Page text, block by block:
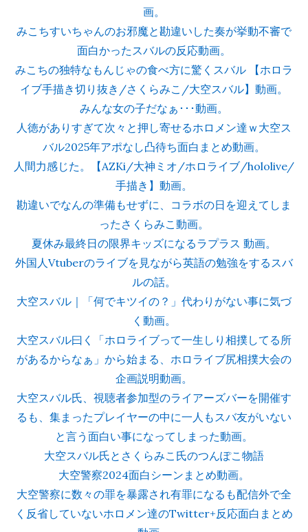
画。
みこちすいちゃんのお邪魔と勘違いした奏が挙動不審で
面白かったスバルの反応動画。
みこちの独特なもんじゃの食べ方に驚くスバル 【ホロラ
イブ手描き切り抜き/さくらみこ/大空スバル】動画。
みんな女の子だなぁ･･･動画。
人徳がありすぎて次々と押し寄せるホロメン達ｗ大空ス
バル2025年アポなし凸待ち面白まとめ動画。
人間力感じた。【AZKi/大神ミオ/ホロライブ/hololive/
手描き】動画。
勘違いでなんの準備もせずに、コラボの日を迎えてしま
ったさくらみこ動画。
夏休み最終日の限界キッズになるラプラス 動画。
外国人Vtuberのライブを見ながら英語の勉強をするスバ
ルの話。
大空スバル｜「何でキツイの？」代わりがない事に気づ
く動画。
大空スバル曰く「ホロライブって一生しり相撲してる所
があるからなぁ」から始まる、ホロライブ尻相撲大会の
企画説明動画。
大空スバル氏、視聴者参加型のライアーズバーを開催す
るも、集まったプレイヤーの中に一人もスバ友がいない
と言う面白い事になってしまった動画。
大空スバル氏とさくらみこ氏のつんぽこ物語
大空警察2024面白シーンまとめ動画。
大空警察に数々の罪を暴露され有罪になるも配信外で全
く反省していないホロメン達のTwitter+反応面白まとめ